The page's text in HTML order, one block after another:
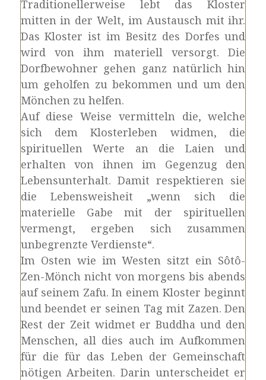
Traditionellerweise lebt das Kloster
mitten in der Welt, im Austausch mit ihr.
Das Kloster ist im Besitz des Dorfes und
wird von ihm materiell versorgt. Die
Dorfbewohner gehen ganz natürlich hin
um geholfen zu bekommen und um den
Mönchen zu helfen.
Auf diese Weise vermitteln die, welche
sich dem Klosterleben widmen, die
spirituellen Werte an die Laien und
erhalten von ihnen im Gegenzug den
Lebensunterhalt. Damit respektieren sie
die Lebensweisheit „wenn sich die
materielle Gabe mit der spirituellen
vermengt, ergeben sich zusammen
unbegrenzte Verdienste“.
Im Osten wie im Westen sitzt ein Sôtô-
Zen-Mönch nicht von morgens bis abends
auf seinem Zafu. In einem Kloster beginnt
und beendet er seinen Tag mit Zazen. Den
Rest der Zeit widmet er Buddha und den
Menschen, all dies auch im Aufkommen
für die für das Leben der Gemeinschaft
nötigen Arbeiten. Darin unterscheidet er